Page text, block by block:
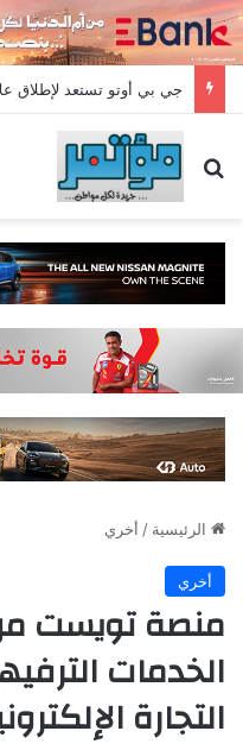
بحث عن
الرئيسية / أخري
أخري
منصة تويست
الخدمات
التجارة